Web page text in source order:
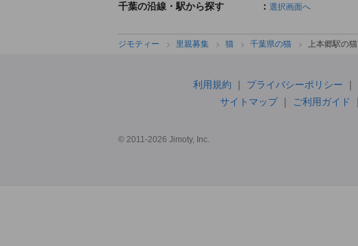
千葉の沿線・駅から探す ： 選択画面へ
ジモティー 里親募集 猫 千葉県の猫 上本郷駅の猫
利用規約 プライバシーポリシー
サイトマップ
ご利用ガイド
© 2011-2026 Jimoty, Inc.